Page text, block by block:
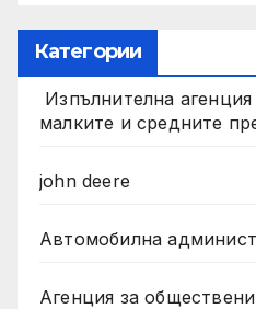
Категории
Изпълнителна
малките и средните
john deere
Автомобилна
Агенция за